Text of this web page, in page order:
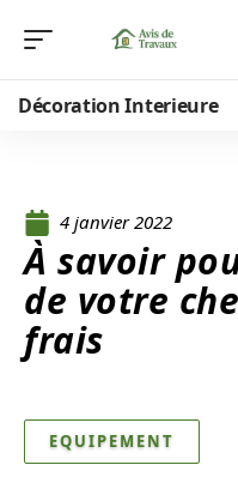
Décoration Interieure
4 janvier 2022
À savoir
de votre
frais
EQUIPEMENT